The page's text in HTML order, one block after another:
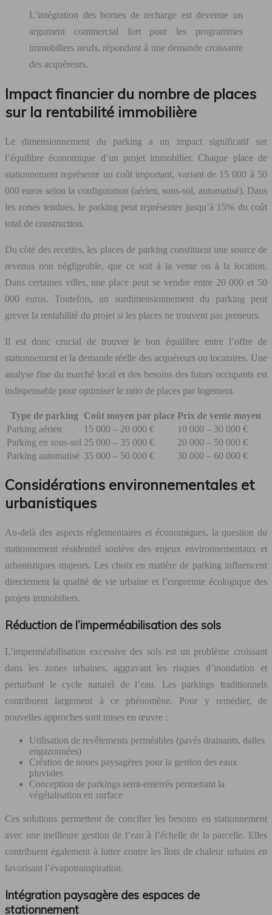
L’intégration des bornes de recharge est devenue un
argument commercial fort pour les programmes
immobiliers neufs, répondant à une demande croissante
des acquéreurs.
Impact financier du nombre de places
sur la rentabilité immobilière
Le dimensionnement du parking a un impact significatif sur
l’équilibre économique d’un projet immobilier. Chaque place de
stationnement représente un coût important, variant de 15 000 à 50
000 euros selon la configuration (aérien, sous-sol, automatisé). Dans
les zones tendues, le parking peut représenter jusqu’à 15% du coût
total de construction.
Du côté des recettes, les places de parking constituent une source de
revenus non négligeable, que ce soit à la vente ou à la location.
Dans certaines villes, une place peut se vendre entre 20 000 et 50
000 euros. Toutefois, un surdimensionnement du parking peut
grever la rentabilité du projet si les places ne trouvent pas preneurs.
Il est donc crucial de trouver le bon équilibre entre l’offre de
stationnement et la demande réelle des acquéreurs ou locataires. Une
analyse fine du marché local et des besoins des futurs occupants est
indispensable pour optimiser le ratio de places par logement.
Type de parking Coût moyen par place Prix de vente moyen
Parking aérien
15 000 – 20 000 €
10 000 – 30 000 €
Parking en sous-sol 25 000 – 35 000 €
20 000 – 50 000 €
Parking automatisé 35 000 – 50 000 € 30 000 – 60 000 €
Considérations environnementales et
urbanistiques
Au-delà des aspects réglementaires et économiques, la question du
stationnement résidentiel soulève des enjeux environnementaux et
urbanistiques majeurs. Les choix en matière de parking influencent
directement la qualité de vie urbaine et l’empreinte écologique des
projets immobiliers.
Réduction de l’imperméabilisation des sols
L’imperméabilisation excessive des sols est un problème croissant
dans les zones urbaines, aggravant les risques d’inondation et
perturbant le cycle naturel de l’eau. Les parkings traditionnels
contribuent largement à ce phénomène. Pour y remédier, de
nouvelles approches sont mises en œuvre :
Utilisation de revêtements perméables (pavés drainants, dalles
engazonnées)
Création de noues paysagères pour la gestion des eaux
pluviales
Conception de parkings semi-enterrés permettant la
végétalisation en surface
Ces solutions permettent de concilier les besoins en stationnement
avec une meilleure gestion de l’eau à l’échelle de la parcelle. Elles
contribuent également à lutter contre les îlots de chaleur urbains en
favorisant l’évapotranspiration.
Intégration paysagère des espaces de
stationnement